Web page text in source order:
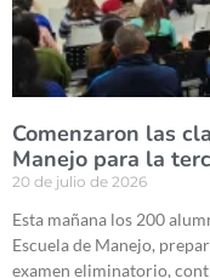
Comenzaron las
Manejo para la
20 de julio de 2026
Esta mañana los 200
Escuela de Manejo,
examen eliminatorio,